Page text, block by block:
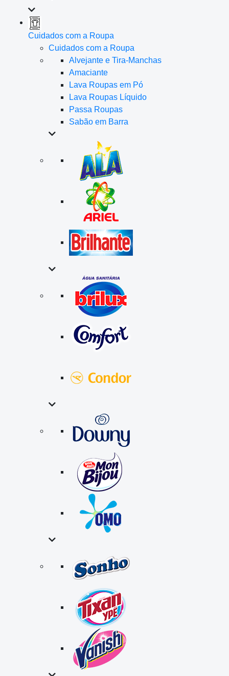
Cuidados com a Roupa
Cuidados com a Roupa
Alvejante e Tira-Manchas
Amaciante
Lava Roupas em Pó
Lava Roupas Líquido
Passa Roupas
Sabão em Barra